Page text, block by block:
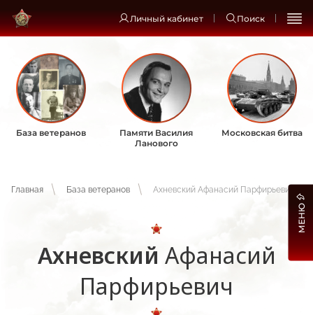
Личный кабинет Поиск
База ветеранов
Памяти Василия
Ланового
Московская битва
Главная База ветеранов Ахневский Афанасий Парфирьевич
Ахневский Афанасий
Парфирьевич
МЕНЮ